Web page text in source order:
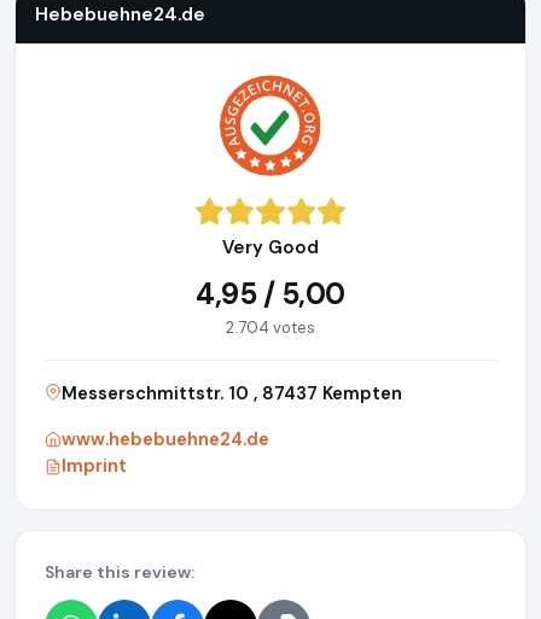
Hebebuehne24.de
Very Good
4,95 / 5,00
2.704 votes
Messerschmittstr. 10 , 87437 Kempten
www.hebebuehne24.de
Imprint
Share this review: